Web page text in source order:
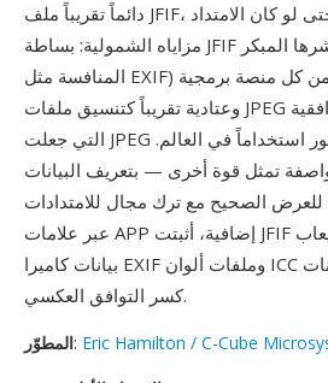
دائماً تقريباً ملف JFIF، حتى لو كان الامتداد .jpg أو .jpeg. من أبرز
مزاياه الشمولية: بساطة JFIF وتاريخ نشرها المبكر (قبل المقترحات
المنافسة مثل EXIF) يعنيان أنها اعتُمدت من كل منصة برمجية
وعتادية تقريباً كتنسيق ملفات JPEG الأساسي، مما أسس التوافقية
التي جعلت JPEG أكثر تنسيقات الصور استخداماً في العالم.
تمثل قوة أخرى — بتعريف البيانات
الصحيح مع ترك مجال للامتدادات
عبر علامات APP إضافية، أثبتت JFIF قابليتها للتوسيع لاستيعاب
كسر التوافق العكسي.
المطوّر: Eric Hamilton / C-Cube